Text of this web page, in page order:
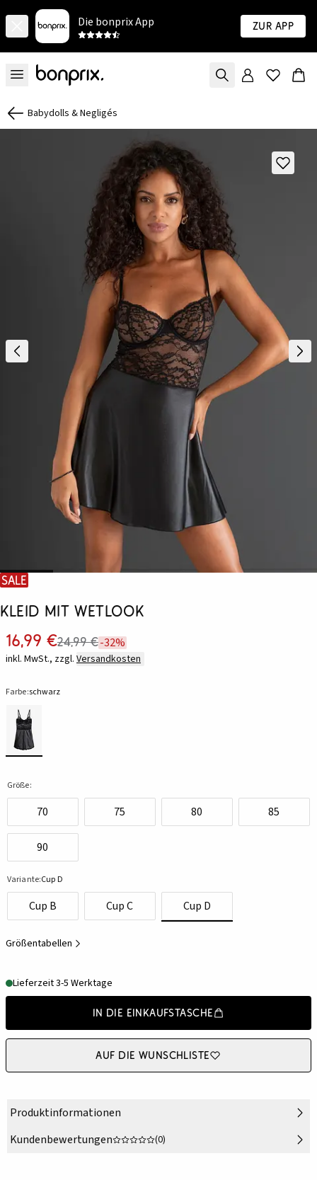
Die bonprix App Zur App
Babydolls & Negligés
SALE
Kleid mit Wetlook
16,99 €24,99 €-32%
inkl. MwSt., zzgl. Versandkosten
Farbe:schwarz
Größe:
70 75 80 85
90
Variante:Cup D
Cup B Cup C Cup D
Größentabellen
Lieferzeit 3-5 Werktage
In die Einkaufstasche
Auf die Wunschliste
Produktinformationen
Kundenbewertungen
(0)